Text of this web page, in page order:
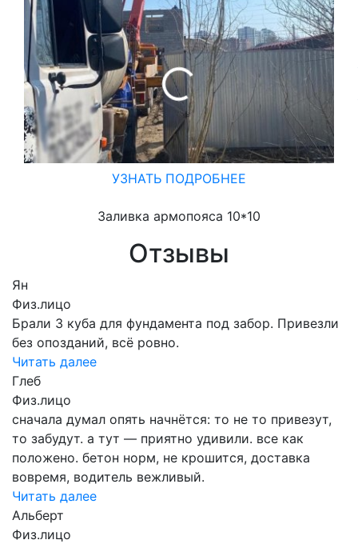
УЗНАТЬ ПОДРОБНЕЕ
Заливка армопояса 10*10
Отзывы
Ян
Физ.лицо
Брали 3 куба для фундамента под забор. Привезли
без опозданий, всё ровно.
Читать далее
Глеб
Физ.лицо
сначала думал опять начнётся: то не то привезут,
то забудут. а тут — приятно удивили. все как
положено. бетон норм, не крошится, доставка
вовремя, водитель вежливый.
Читать далее
Альберт
Физ.лицо